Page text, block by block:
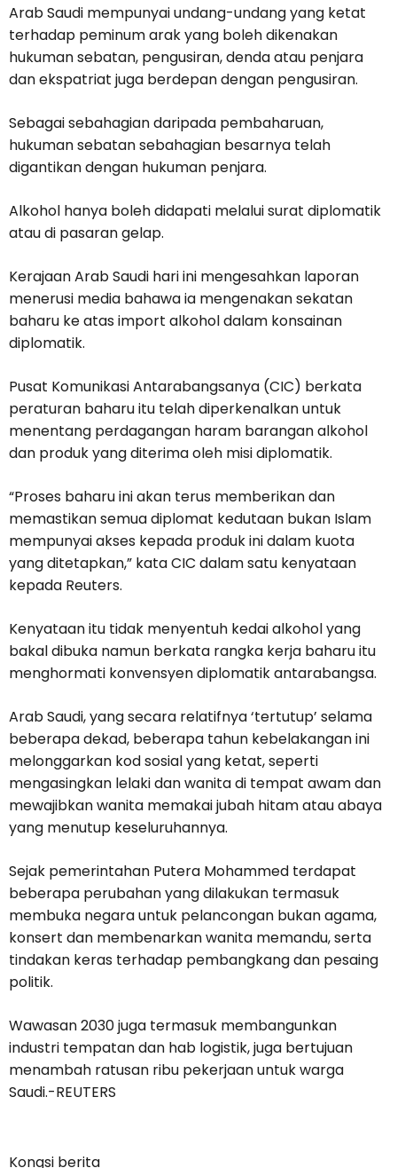
Arab Saudi mempunyai undang-undang yang ketat
terhadap peminum arak yang boleh dikenakan
hukuman sebatan, pengusiran, denda atau penjara
dan ekspatriat juga berdepan dengan pengusiran.
Sebagai sebahagian daripada pembaharuan,
hukuman sebatan sebahagian besarnya telah
digantikan dengan hukuman penjara.
Alkohol hanya boleh didapati melalui surat diplomatik
atau di pasaran gelap.
Kerajaan Arab Saudi hari ini mengesahkan laporan
menerusi media bahawa ia mengenakan sekatan
baharu ke atas import alkohol dalam konsainan
diplomatik.
Pusat Komunikasi Antarabangsanya (CIC) berkata
peraturan baharu itu telah diperkenalkan untuk
menentang perdagangan haram barangan alkohol
dan produk yang diterima oleh misi diplomatik.
“Proses baharu ini akan terus memberikan dan
memastikan semua diplomat kedutaan bukan Islam
mempunyai akses kepada produk ini dalam kuota
yang ditetapkan,” kata CIC dalam satu kenyataan
kepada Reuters.
Kenyataan itu tidak menyentuh kedai alkohol yang
bakal dibuka namun berkata rangka kerja baharu itu
menghormati konvensyen diplomatik antarabangsa.
Arab Saudi, yang secara relatifnya ‘tertutup’ selama
beberapa dekad, beberapa tahun kebelakangan ini
melonggarkan kod sosial yang ketat, seperti
mengasingkan lelaki dan wanita di tempat awam dan
mewajibkan wanita memakai jubah hitam atau abaya
yang menutup keseluruhannya.
Sejak pemerintahan Putera Mohammed terdapat
beberapa perubahan yang dilakukan termasuk
membuka negara untuk pelancongan bukan agama,
konsert dan membenarkan wanita memandu, serta
tindakan keras terhadap pembangkang dan pesaing
politik.
Wawasan 2030 juga termasuk membangunkan
industri tempatan dan hab logistik, juga bertujuan
menambah ratusan ribu pekerjaan untuk warga
Saudi.-REUTERS
Kongsi berita